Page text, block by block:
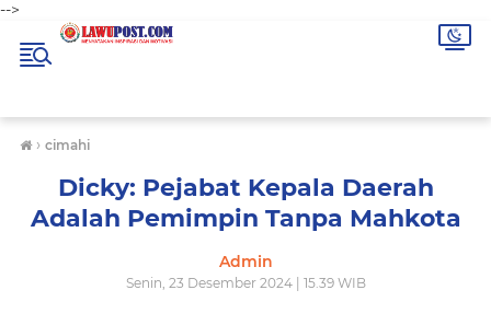
-->
› cimahi
Dicky: Pejabat Kepala Daerah
Adalah Pemimpin Tanpa Mahkota
Admin
Senin, 23 Desember 2024 | 15.39 WIB